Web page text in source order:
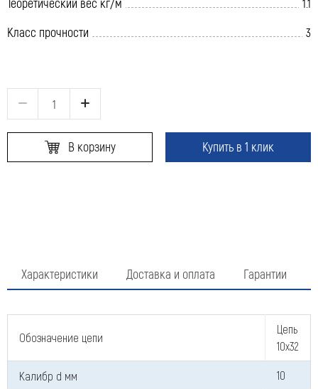
Класс прочности 3
В корзину Купить в 1 клик
Характеристики Доставка и оплата Гарантии
Обозначение цепи
Цепь
10х32
Калибр d мм 10
Как к Вам обращаться (обязательно)